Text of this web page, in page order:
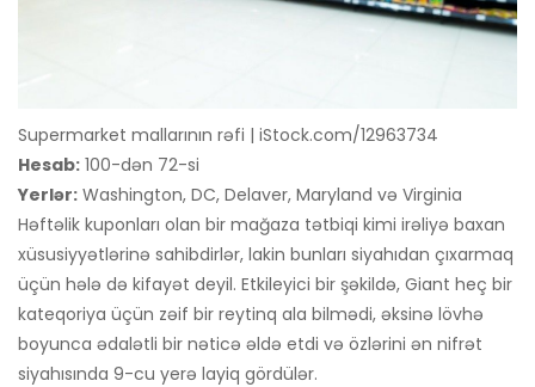
Supermarket mallarının rəfi | iStock.com/12963734
Hesab: 100-dən 72-si
Yerlər: Washington, DC, Delaver, Maryland və Virginia
Həftəlik kuponları olan bir mağaza tətbiqi kimi irəliyə baxan
xüsusiyyətlərinə sahibdirlər, lakin bunları siyahıdan çıxarmaq
üçün hələ də kifayət deyil. Etkileyici bir şəkildə, Giant heç bir
kateqoriya üçün zəif bir reytinq ala bilmədi, əksinə lövhə
boyunca ədalətli bir nəticə əldə etdi və özlərini ən nifrət
siyahısında 9-cu yerə layiq gördülər.